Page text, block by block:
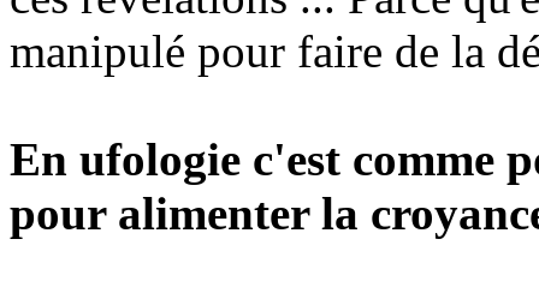
manipulé pour faire de la
En ufologie c'est comme
pour alimenter la